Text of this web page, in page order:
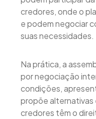
credores, onde o
e podem negociar
suas necessidades.
Na prática, a
por negociação
condições,
propõe alternativas
credores têm o